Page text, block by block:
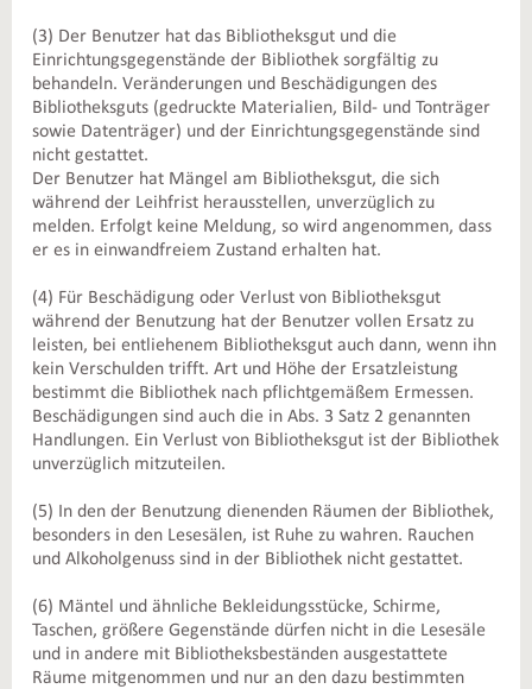
(3) Der Benutzer hat das Bibliotheksgut und die
Einrichtungsgegenstände der Bibliothek sorgfältig zu
behandeln. Veränderungen und Beschädigungen des
Bibliotheksguts (gedruckte Materialien, Bild- und Tonträger
sowie Datenträger) und der Einrichtungsgegenstände sind
nicht gestattet.
Der Benutzer hat Mängel am Bibliotheksgut, die sich
während der Leihfrist herausstellen, unverzüglich zu
melden. Erfolgt keine Meldung, so wird angenommen, dass
er es in einwandfreiem Zustand erhalten hat.
(4) Für Beschädigung oder Verlust von Bibliotheksgut
während der Benutzung hat der Benutzer vollen Ersatz zu
leisten, bei entliehenem Bibliotheksgut auch dann, wenn ihn
kein Verschulden trifft. Art und Höhe der Ersatzleistung
bestimmt die Bibliothek nach pflichtgemäßem Ermessen.
Beschädigungen sind auch die in Abs. 3 Satz 2 genannten
Handlungen. Ein Verlust von Bibliotheksgut ist der Bibliothek
unverzüglich mitzuteilen.
(5) In den der Benutzung dienenden Räumen der Bibliothek,
besonders in den Lesesälen, ist Ruhe zu wahren. Rauchen
und Alkoholgenuss sind in der Bibliothek nicht gestattet.
(6) Mäntel und ähnliche Bekleidungsstücke, Schirme,
Taschen, größere Gegenstände dürfen nicht in die Lesesäle
und in andere mit Bibliotheksbeständen ausgestattete
Räume mitgenommen und nur an den dazu bestimmten